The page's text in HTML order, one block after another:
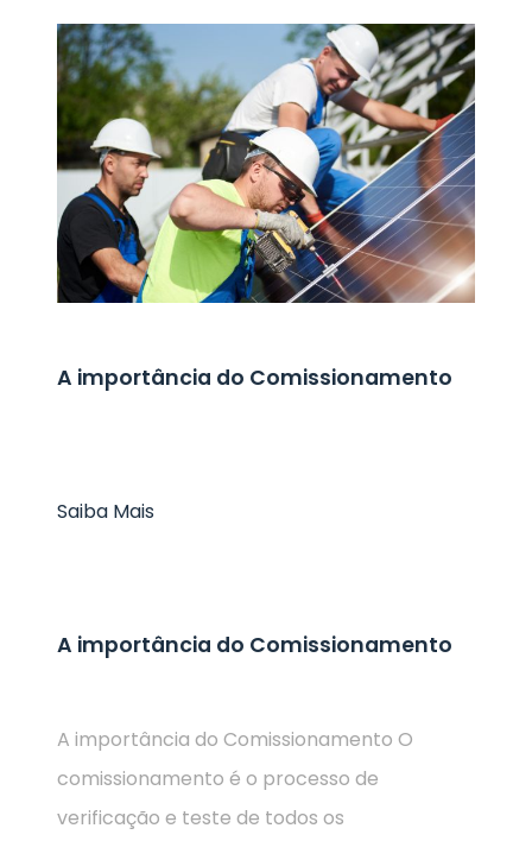
A importância do Comissionamento
Saiba Mais
A importância do Comissionamento
A importância do Comissionamento O
comissionamento é o processo de
verificação e teste de todos os